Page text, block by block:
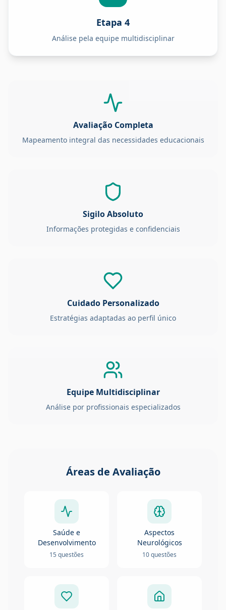
Etapa 4
Análise pela equipe multidisciplinar
Avaliação Completa
Mapeamento integral das necessidades educacionais
Sigilo Absoluto
Informações protegidas e confidenciais
Cuidado Personalizado
Estratégias adaptadas ao perfil único
Equipe Multidisciplinar
Análise por profissionais especializados
Áreas de Avaliação
Saúde e
Desenvolvimento
15 questões
Aspectos
Neurológicos
10questões